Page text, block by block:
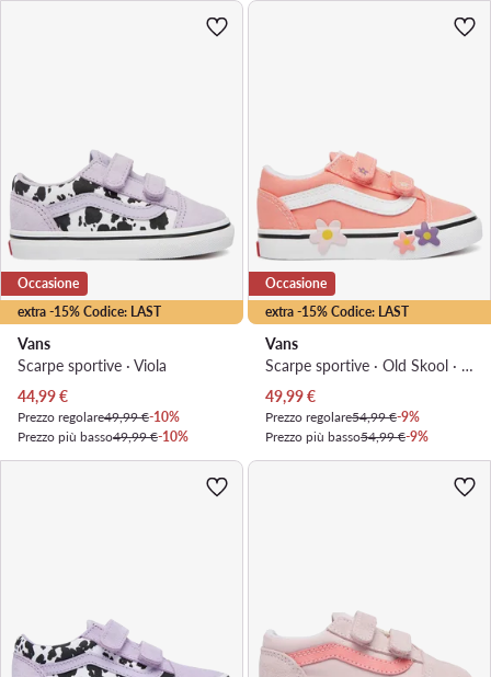
extra -15% Codice: LAST
Occasione
Vans
Scarpe sportive · Viola
Prezzo attuale
44,99€
Prezzo regolare49,99 €-10%
Prezzo più basso49,99 €-10%
extra -15% Codice: LAST
Occasione
Vans
Scarpe sportive · Old Skool · Corallo
Prezzo attuale
49,99€
Prezzo regolare54,99 €-9%
Prezzo più basso54,99 €-9%